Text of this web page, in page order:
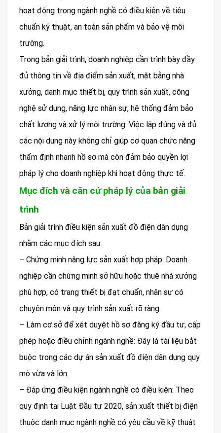
hoạt động trong ngành nghề có điều kiện về tiêu
chuẩn kỹ thuật, an toàn sản phẩm và bảo vệ môi
trường.
Trong bản giải trình, doanh nghiệp cần trình bày đầy
đủ thông tin về địa điểm sản xuất, mặt bằng nhà
xưởng, danh mục thiết bị, quy trình sản xuất, công
nghệ sử dụng, năng lực nhân sự, hệ thống đảm bảo
chất lượng và xử lý môi trường. Việc lập đúng và đủ
các nội dung này không chỉ giúp cơ quan chức năng
thẩm định nhanh hồ sơ mà còn đảm bảo quyền lợi
pháp lý cho doanh nghiệp khi hoạt động thực tế.
Mục đích và căn cứ pháp lý của bản giải
trình
Bản giải trình điều kiện sản xuất đồ điện dân dụng
nhằm các mục đích sau:
– Chứng minh năng lực sản xuất hợp pháp: Doanh
nghiệp cần chứng minh sở hữu hoặc thuê nhà xưởng
phù hợp, có trang thiết bị đạt chuẩn, nhân sự có
chuyên môn và quy trình sản xuất rõ ràng.
– Làm cơ sở để xét duyệt hồ sơ đăng ký đầu tư, cấp
phép hoặc điều chỉnh ngành nghề: Đây là tài liệu bắt
buộc trong các dự án sản xuất đồ điện dân dụng quy
mô vừa và lớn.
– Đáp ứng điều kiện ngành nghề có điều kiện: Theo
quy định tại Luật Đầu tư 2020, sản xuất thiết bị điện
thuộc danh mục ngành nghề có yêu cầu về kỹ thuật